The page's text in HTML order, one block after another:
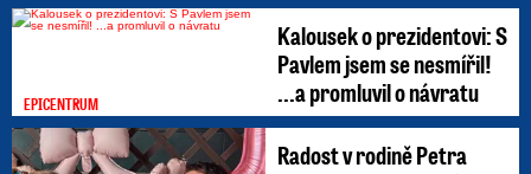
EPICENTRUM
Kalousek o prezidentovi: S
Pavlem jsem se nesmířil!
...a promluvil o návratu
Radost v rodině Petra